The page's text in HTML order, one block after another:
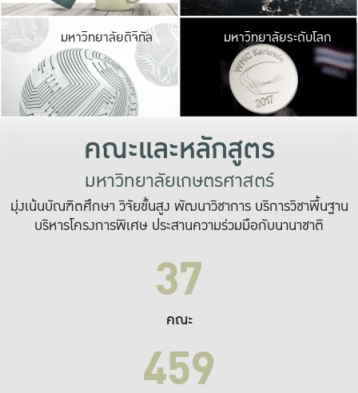
มหาวิทยาลัยดิจิทัล มหาวิ
เปลี่ยนแปลง แล
เพื่อทำง
ระบบสารสนเทศ
มหาวิทยาลัยระดับโลก
คณะและหลักสูตร
มหาวิทยาลัยเกษตรศาสตร์
มุ่งเน้นบัณฑิตศึกษา วิจัยขั้นสูง พัฒนาวิชาการ บริการวิชาพื้นฐาน
บริหารโครงการพิเศษ ประสานความร่วมมือกับนานาชาติ
37
คณะ
459